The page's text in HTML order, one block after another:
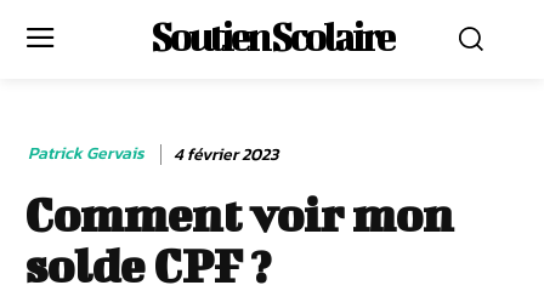
Soutien Scolaire
Patrick Gervais 4 février 2023
Comment voir mon
solde CPF ?